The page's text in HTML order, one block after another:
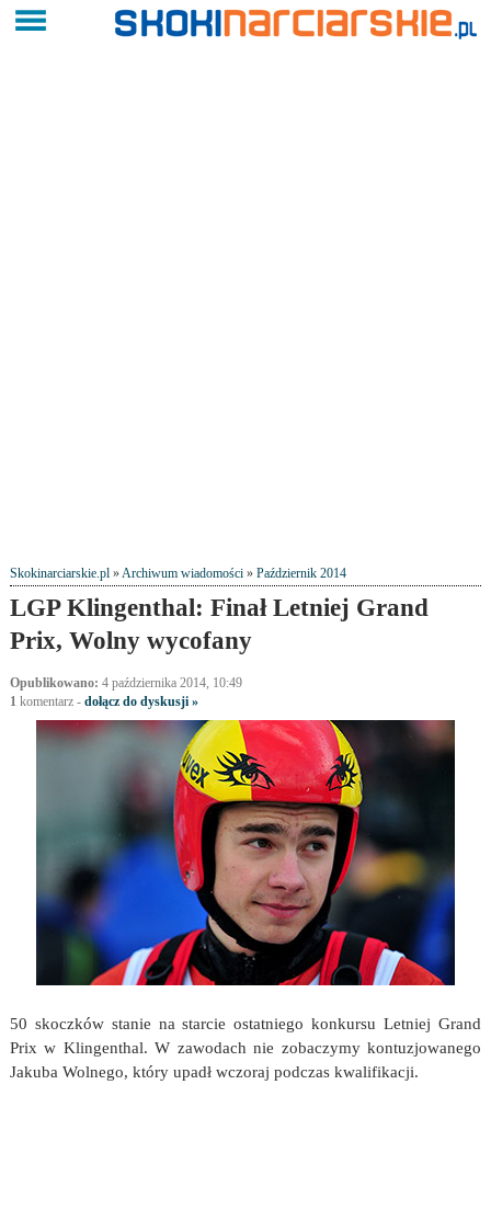
Skokinarciarskie.pl»Archiwum wiadomości» Październik 2014
LGP Klingenthal: Finał Letniej Grand
Prix, Wolny wycofany
Opublikowano: 4 października 2014, 10:49
1komentarz- dołącz do dyskusji »
50 skoczków stanie na starcie ostatniego konkursu Letniej Grand
Prix w Klingenthal. W zawodach nie zobaczymy kontuzjowanego
Jakuba Wolnego, który upadł wczoraj podczas kwalifikacji.